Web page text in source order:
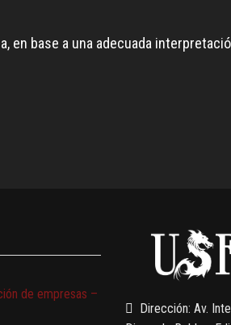
base a una adecuada
de empresas –
Dirección: Av.